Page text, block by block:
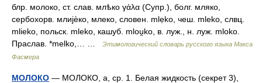
блр. молоко, ст. слав. млѣко γάλα (Супр.), болг. мляко,
сербохорв. млиjѐко, млеко, словен. mlẹko, чеш. mleko, слвц.
mlieko, польск. mleko, кашуб. mlou̯ko, в. луж., н. луж. mloko.
Праслав. *melko,… …
Этимологический словарь русского языка Макса
Фасмера
МОЛОКО — МОЛОКО, а, ср. 1. Белая жидкость (секрет 3),